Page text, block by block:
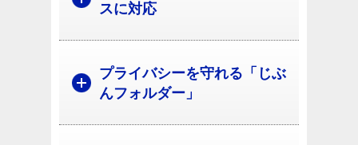
スに対応
プライバシーを守れる「じぶ
んフォルダー」